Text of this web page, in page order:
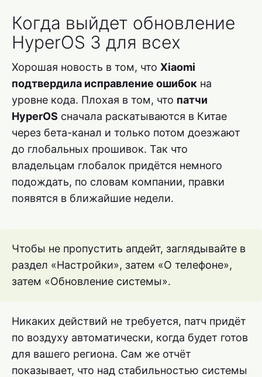
Когда выйдет обновление
HyperOS 3 для всех
Хорошая новость в том, что Xiaomi
подтвердила исправление ошибок на
уровне кода. Плохая в том, что патчи
HyperOS сначала раскатываются в Китае
через бета-канал и только потом доезжают
до глобальных прошивок. Так что
владельцам глобалок придётся немного
подождать, по словам компании, правки
появятся в ближайшие недели.
Чтобы не пропустить апдейт, заглядывайте в
раздел «Настройки», затем «О телефоне»,
затем «Обновление системы».
Никаких действий не требуется, патч придёт
по воздуху автоматически, когда будет готов
для вашего региона. Сам же отчёт
показывает, что над стабильностью системы